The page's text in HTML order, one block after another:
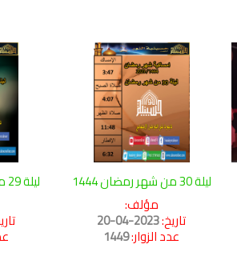
ليلة 30 من شهر رمضان 1444
مؤلف:
تاريخ:2023-04-20
عدد الزوار:1449
ليلة 29 من شهر رمضان 1444